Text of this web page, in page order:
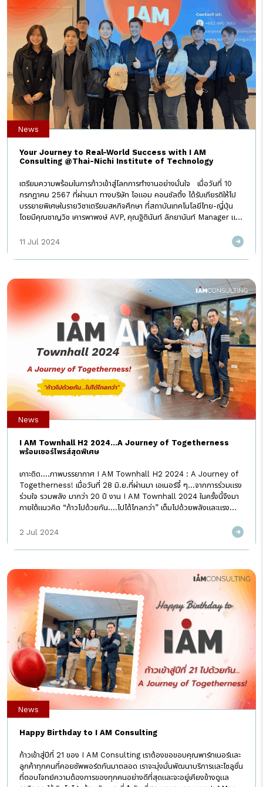
คุณวรวิทย์ รัตนธเนศวิไล รองผู้อำนวยการและผู้นำทีมสายงานเทคโนโลยี
Blockchain และคุณชยภัสสร์ อัศววิมลนันท์ ผู้เชี่ยวชาญด้านระบบงานภาษี
และเอกสารอิเล็กทรอนิกส์ ซึ่งทั้งสองท่านได้ร่วมกันนำเสนอวิสัยทัศน์เกี่ยว
กับทิศทางและแนวโน้มของเทคโนโลยีในการจัดการเอกสารดิจิทัลในอนาคต
อันใกล้ ทำให้ผู้เข้าร่วมงานได้รับข้อมูลที่ทันสมัยและเป็นประโยชน์ต่อการ
วางแผนกลยุทธ์ทางธุรกิจ นับเป็นเวทีแลกเปลี่ยนความรู้และประสบการณ์
ระหว่างผู้เชี่ยวชาญในวงการและผู้ประกอบการ ซึ่งจะช่วยผลักดันให้เกิดการ
พัฒนาด้านระบบภาษีอิเล็กทรอนิกส์และระบบเอกสารดิจิทัลอย่างแพร่หลาย
มากขึ้นในประเทศไทย […]
Your Journey to Real-World Success with I AM
Consulting @Thai-Nichi Institute of Technology
เตรียมความพร้อมในการก้าวเข้าสู่โลกการทำงานอย่างมั่นใจ เมื่อวันที่ 10
กรกฎาคม 2567 ที่ผ่านมา ทางบริษัท ไอแอม คอนซัลติ้ง ได้รับเกียรติให้ไป
บรรยายพิเศษในรายวิชาเตรียมสหกิจศึกษา ที่สถาบันเทคโนโลยีไทย-ญี่ปุ่น
โดยมีคุณชาญวิช เคารพาพงษ์ AVP, คุณฐิตินันท์ ลัภยานันท์ Manager และ
แบ่งปันข้อมูลความรู้และประสบการณ์เชิงลึกในการทำงานสายวิชาชีพที่ปรึกษา
สารสนเทศ ทาง I AM รู้สึกยินดีเป็นอย่างมาก และต้องขอขอบคุณทาง
นักศึกษาคณะเทคโนโลยีสารสนเทศ สถาบันเทคโนโลยีไทย-ญี่ปุ่นทุกคนที่เข้า
ร่วมรับฟังและให้ความสนใจในครั้งนี้ I AM หวังว่าความรู้และประสบการณ์ที่
แบ่งปันให้กับทางน้องๆนักศึกษานั้นจะเป็นประโยชน์และช่วยเตรียมความ
พร้อมให้น้องๆ ทุกคนในการก้าวเข้าสู่โลกการทำงานอย่างมั่นใจและประสบ
ความสำเร็จในสายวิชาชีพของตนเองต่อไปในอนาคต I AM มองหาเพื่อนร่วม
ทีมอีกหลายตำแหน่งสามารถดูข้อมูลเพิ่มเติม เรื่องตำแหน่งงาน หรือสอบถาม
ได้ที่02-026-3964E-mail : recruit@iamconsulting.co.thLINE@
: http://bit.ly/3Eji6r1 #IAMConsulting
#iamcareer#WorkingWithIAM
News
11 Jul 2024
I AM Townhall H2 2024…A Journey of Togetherness
พร้อมเซอร์ไพรส์สุดพิเศษ
เกาะติด….ภาพบรรยากาศ I AM Townhall H2 2024 : A Journey of
Togetherness! เมื่อวันที่ 28 มิ.ย.ที่ผ่านมา เอเนอร์จี้ ๆ…จากการร่วมแรง
ร่วมใจ รวมพลัง มากว่า 20 ปี งาน I AM Townhall 2024 ในครั้งนี้จึงมา
ภายใต้แนวคิด “ก้าวไปด้วยกัน….ไปได้ไกลกว่า” เต็มไปด้วยพลังและแรง
Partner ของเรา เพื่อร่วมสร้างอนาคตอันน่าตื่นเต้นไปด้วยกัน ครั้งนี้ ทีมผู้
บริหารได้กล่าวถึงทิศทางการทำงานในครึ่งปีหลัง พร้อมขอบคุณและส่งกำลัง
ใจให้ชาว I-AMer สำหรับความทุ่มเทที่ผ่านมา นอกจากนี้ ยังมีการแสดงความ
ส่งท้ายกับเซอร์ไพรส์สุดพิเศษกับกิจกรรม “จุ่มนี้….เพื่อโชว์ […]
News
2 Jul 2024
Happy Birthday to I AM Consulting
ก้าวเข้าสู่ปีที่ 21 ของ I AM Consulting เราต้องขอขอบคุณพาร์ทเนอร์และ
ลูกค้าทุกคนที่คอยซัพพอร์ตกันมาตลอด เราจะมุ่งมั่นพัฒนาบริการและโซลูชั่น
ที่ตอบโจทย์ความต้องการของทุกคนอย่างดีที่สุดและจะอยู่เคียงข้างดูแล
News